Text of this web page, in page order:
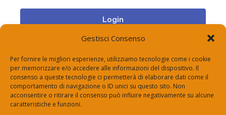
Gestisci Consenso
Per fornire le migliori esperienze, utilizziamo tecnologie come i cookie
per memorizzare e/o accedere alle informazioni del dispositivo. Il
consenso a queste tecnologie ci permetterà di elaborare dati come il
comportamento di navigazione o ID unici su questo sito. Non
acconsentire o ritirare il consenso può influire negativamente su alcune
caratteristiche e funzioni.
Login
Via Roma 14, 24050 Zanica (Bg)
segreteria@espertorisponde.top